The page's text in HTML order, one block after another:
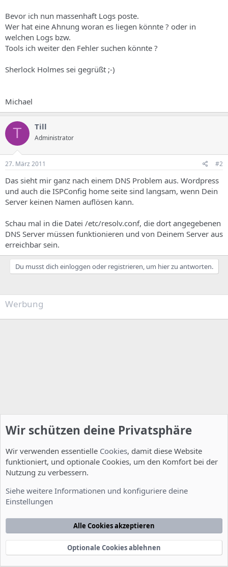
Bevor ich nun massenhaft Logs poste.
Wer hat eine Ahnung woran es liegen könnte ? oder in
welchen Logs bzw.
Tools ich weiter den Fehler suchen könnte ?
Sherlock Holmes sei gegrüßt ;-)
Michael
T Till
Administrator
27. März 2011 #2
Das sieht mir ganz nach einem DNS Problem aus. Wordpress
und auch die ISPConfig home seite sind langsam, wenn Dein
Server keinen Namen auflösen kann.
Schau mal in die Datei /etc/resolv.conf, die dort angegebenen
DNS Server müssen funktionieren und von Deinem Server aus
erreichbar sein.
Du musst dich einloggen oder registrieren, um hier zu antworten.
Werbung
Nutzungsbedingungen Datenschutzerklärung
Startseite
Community platform by XenForo® © 2010-2022 XenForo Ltd.
xenDach©2010-2014
Wir schützen deine Privatsphäre
Wir verwenden essentielle Cookies, damit diese Website
funktioniert, und optionale Cookies, um den Komfort bei der
Nutzung zu verbessern.
Siehe weitere Informationen und konfiguriere deine
Einstellungen
Alle Cookies akzeptieren
Optionale Cookies ablehnen